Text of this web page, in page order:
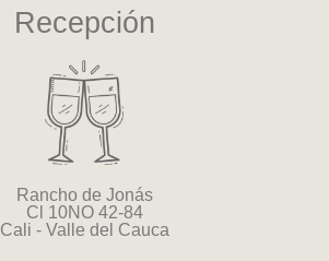
Recepción
Rancho de Jonás
Cl 10NO 42-84
Cali - Valle del Cauca